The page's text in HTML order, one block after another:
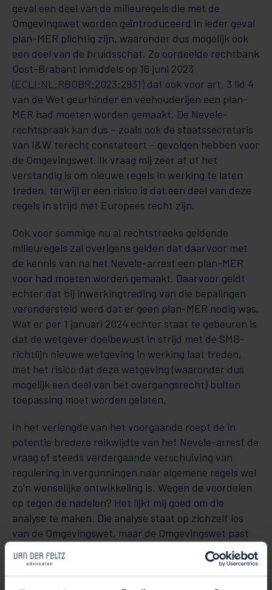
geval een deel van de milieuregels die met de
Omgevingswet worden geïntroduceerd in ieder geval
plan-MER plichtig zijn, waaronder dus mogelijk ook
een deel van de bruidsschat. Zo oordeelde rechtbank
Oost-Brabant inmiddels op 16 juni 2023
(ECLI:NL:RBOBR:2023:2931) dat ook voor art. 3 lid 4
van de Wet geurhinder en veehouderijen een plan-
MER had moeten worden gemaakt. De Nevele-
rechtspraak kan dus – zoals ook de staatssecretaris
van I&W terecht constateert – gevolgen hebben voor
de Omgevingswet. Ik vraag mij zeer af of het
verstandig is om nieuwe regels in werking te laten
treden, terwijl er een risico is dat een deel van deze
regels in strijd met Europees recht zijn.
Ook voor sommige nu al rechtstreeks geldende
milieuregels zal overigens gelden dat daarvoor met
de kennis van na het Nevele-arrest een plan-MER
voor had moeten worden gemaakt. Daarvoor geldt
echter dat bij inwerkingtreding van die bepalingen
verondersteld werd dat er geen plan-MER nodig was.
Wat er per 1 januari 2024 echter staat te gebeuren is
dat de wetgever doelbewust in strijd met de SMB-
richtlijn nieuwe wetgeving in werking laat treden,
met het risico dat deze wetgeving (waaronder dus
mogelijk een deel van het overgangsrecht) buiten
toepassing moet worden gelaten.
In het verlengde van het voorgaande roept de in
potentie bredere reikwijdte van het Nevele-arrest de
vraag of steeds verdergaande verschuiving van
regulering in vergunningen naar algemene regels wel
zo’n wenselijke ontwikkeling is. Wegen de voordelen
op tegen de nadelen? Het lijkt mij goed om die
analyse te maken. Die analyse staat op zichzelf los
van de Omgevingswet, maar de Omgevingswet past
wel in trend van steeds verdere (de)regulering door
algemene regels. In zoverre is de keuze voor de